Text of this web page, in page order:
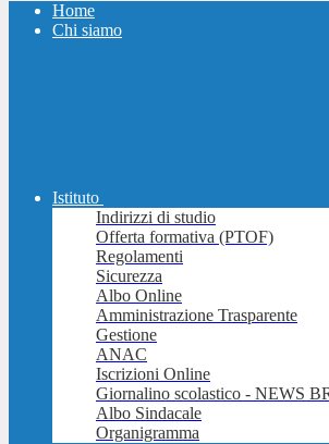
Home
Chi siamo
Istituto
Indirizzi di studio
Offerta formativa (PTOF)
Regolamenti
Sicurezza
Albo Online
Amministrazione Trasparente
Gestione
ANAC
Iscrizioni Online
Giornalino scolastico - NEWS
Albo Sindacale
Organigramma